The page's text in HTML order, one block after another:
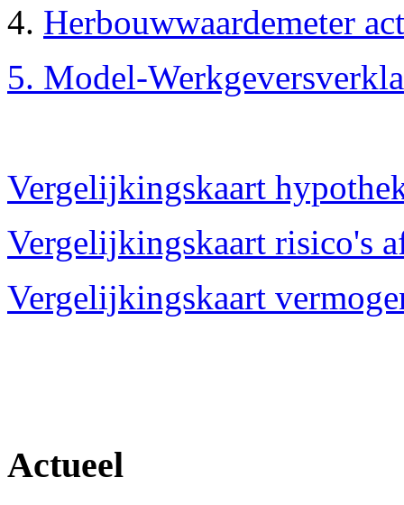
4. Herbouwwaardemeter
5. Model-
Vergelijkingskaart
Vergelijkingskaart risico's
Vergelijkingskaart
Actueel